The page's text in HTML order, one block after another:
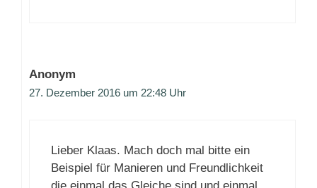
Anonym
27. Dezember 2016 um 22:48 Uhr
Lieber Klaas. Mach doch mal bitte ein
Beispiel für Manieren und Freundlichkeit